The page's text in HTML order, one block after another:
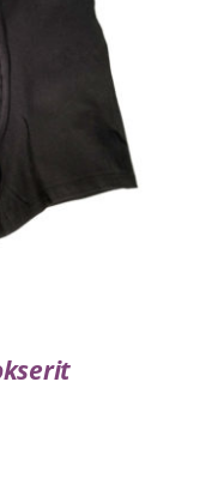
LISÄTIEDOT